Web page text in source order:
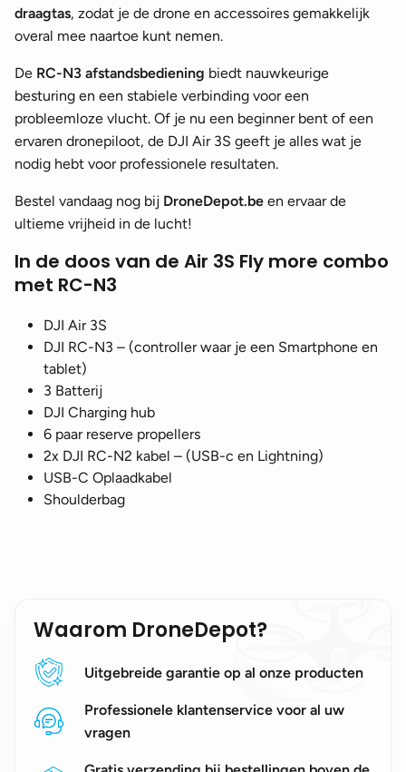
draagtas, zodat je de drone en accessoires gemakkelijk
overal mee naartoe kunt nemen.
De RC-N3 afstandsbediening biedt nauwkeurige
besturing en een stabiele verbinding voor een
probleemloze vlucht. Of je nu een beginner bent of een
ervaren dronepiloot, de DJI Air 3S geeft je alles wat je
nodig hebt voor professionele resultaten.
Bestel vandaag nog bij DroneDepot.be en ervaar de
ultieme vrijheid in de lucht!
In de doos van de Air 3S Fly more combo
met RC-N3
DJI Air 3S
DJI RC-N3 – (controller waar je een Smartphone en
tablet)
3 Batterij
DJI Charging hub
6 paar reserve propellers
2x DJI RC-N2 kabel – (USB-c en Lightning)
USB-C Oplaadkabel
Shoulderbag
Waarom DroneDepot?
Uitgebreide garantie op al onze producten
Professionele klantenservice voor al uw
vragen